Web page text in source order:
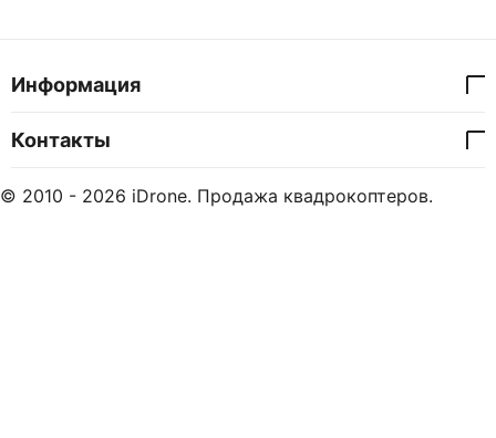
Информация
Контакты
© 2010 - 2026 iDrone. Продажа квадрокоптеров.